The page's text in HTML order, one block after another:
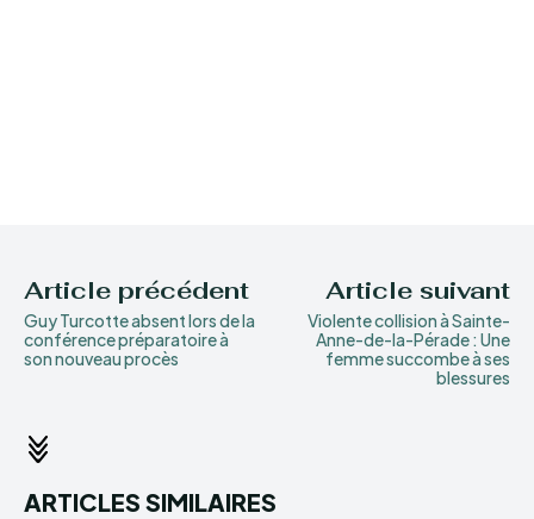
Article précédent
Guy Turcotte absent lors de la
conférence préparatoire à
son nouveau procès
Article suivant
Violente collision à Sainte-
Anne-de-la-Pérade : Une
femme succombe à ses
blessures
ARTICLES SIMILAIRES